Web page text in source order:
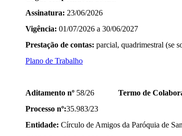
Assinatura: 23/06/2026
Vigência: 01/07/2026 a 30/06/2027
Prestação de contas: parcial, quadrimestral (se
Plano de Trabalho
Aditamento nº 58/26 Termo de
Processo nº:35.983/23
Entidade: Círculo de Amigos da Paróquia de